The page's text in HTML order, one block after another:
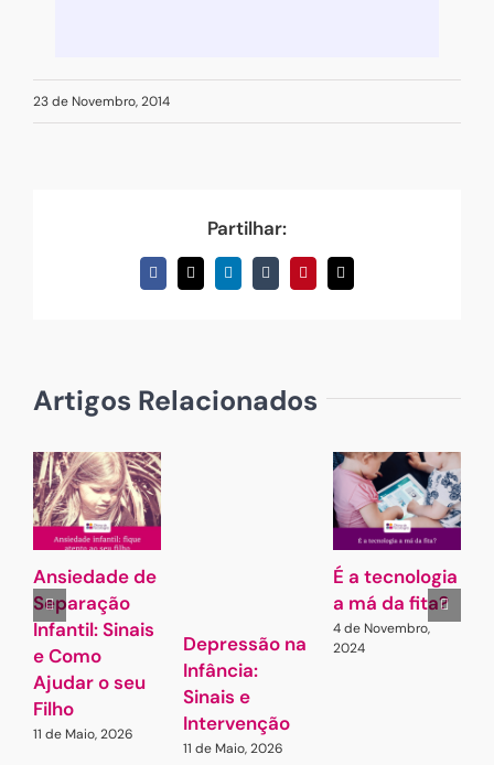
23 de Novembro, 2014
Partilhar:
Facebook
X LinkedInTumblrPinterestEmail
(necessário
Artigos Relacionados
Ansiedade de
Separação
Infantil: Sinais
e Como
Ajudar o seu
Filho
11 de Maio, 2026
Depressão na
Infância:
Sinais e
Intervenção
11 de Maio, 2026
É a tecnologia
a má da fita?
4 de Novembro,
2024